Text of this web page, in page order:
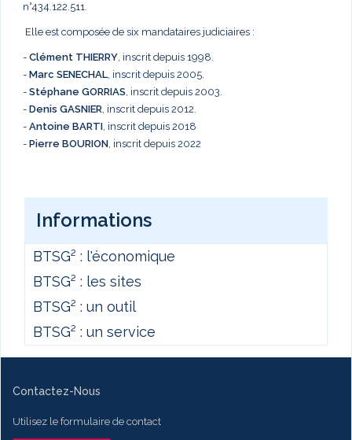
n°434.122.511.
Elle est composée de six mandataires judiciaires :
- Clément THIERRY, inscrit depuis 1998.
- Marc SENECHAL, inscrit depuis 2005.
- Stéphane GORRIAS, inscrit depuis 2003.
- Denis GASNIER, inscrit depuis 2012.
- Antoine BARTI, inscrit depuis 2018
- Pierre BOURION, inscrit depuis 2022
Informations
BTSG² : l'économique
BTSG² : les sites
BTSG² : un outil
BTSG² : un service
Contactez-Nous
Utilisez le formulaire de contact